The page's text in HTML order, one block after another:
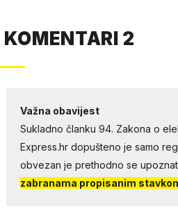
KOMENTARI 2
Važna obavijest
Sukladno članku 94. Zakona o
Express.hr dopušteno je samo
obvezan je prethodno se
zabranama propisanim